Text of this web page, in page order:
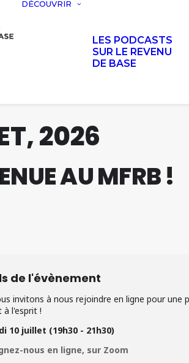
DÉCOUVRIR
LES PODCASTS
SUR LE REVENU
DE BASE
2026
AU MFRB !
de l'évènement
invitons à nous rejoindre en ligne pour
à l'esprit !
10 juillet (19h30 - 21h30)
nous en ligne, sur Zoom